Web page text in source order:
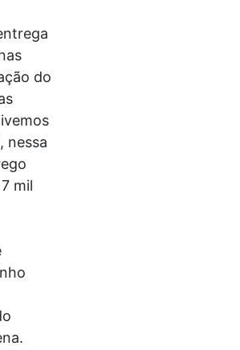
do
nessa
mil